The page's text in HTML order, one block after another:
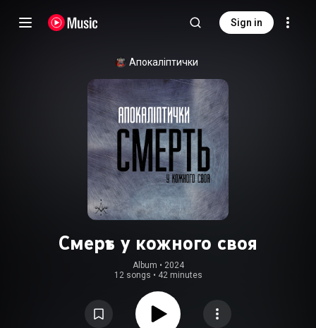
Sign in
Апокаліптички
Смерть у кожного своя
Album • 2024
12 songs • 42 minutes